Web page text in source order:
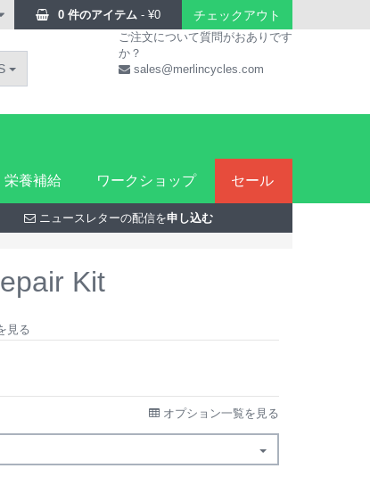
0 件のアイテム - ¥0 チェックアウト
ご注文について質問がおありです
か？
sales@merlincycles.com
栄養補給 ワークショップ セール
ニュースレターの配信を申し込む
Kit
見る
オプション一覧を見る